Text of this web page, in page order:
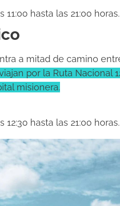
11:00 hasta las 21:00 horas.
a mitad de camino
por la Ruta Nacional
misionera.
12:30 hasta las 21:00 horas.